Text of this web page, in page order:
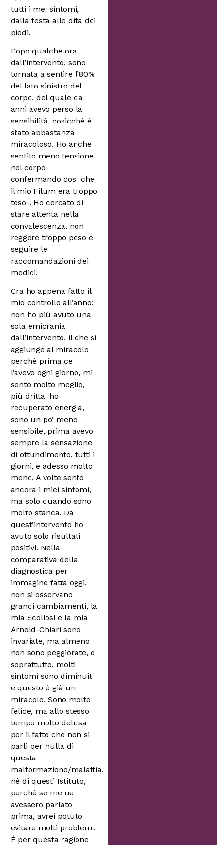
tutti i mei sintomi,
dalla testa alle dita dei
piedi.
Dopo qualche ora
dall’intervento, sono
tornata a sentire l’80%
del lato sinistro del
corpo, del quale da
anni avevo perso la
sensibilità, cosicché è
stato abbastanza
miracoloso. Ho anche
sentito meno tensione
nel corpo-
confermando così che
il mio Filum era troppo
teso-. Ho cercato di
stare attenta nella
convalescenza, non
reggere troppo peso e
seguire le
raccomandazioni dei
medici.
Ora ho appena fatto il
mio controllo all’anno:
non ho più avuto una
sola emicrania
dall’intervento, il che si
aggiunge al miracolo
perché prima ce
l’avevo ogni giorno, mi
sento molto meglio,
più dritta, ho
recuperato energia,
sono un po’ meno
sensibile, prima avevo
sempre la sensazione
di ottundimento, tutti i
giorni, e adesso molto
meno. A volte sento
ancora i miei sintomi,
ma solo quando sono
molto stanca. Da
quest’intervento ho
avuto solo risultati
positivi. Nella
comparativa della
diagnostica per
immagine fatta oggi,
non si osservano
grandi cambiamenti, la
mia Scoliosi e la mia
Arnold-Chiari sono
invariate, ma almeno
non sono peggiorate, e
soprattutto, molti
sintomi sono diminuiti
e questo è già un
miracolo. Sono molto
felice, ma allo stesso
tempo molto delusa
per il fatto che non si
parli per nulla di
questa
malformazione/malattia,
né di quest’ Istituto,
perché se me ne
avessero parlato
prima, avrei potuto
evitare molti problemi.
È per questa ragione